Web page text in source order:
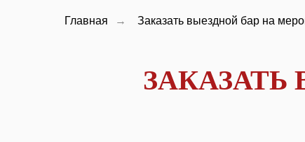
Главная → Заказать выездной бар на